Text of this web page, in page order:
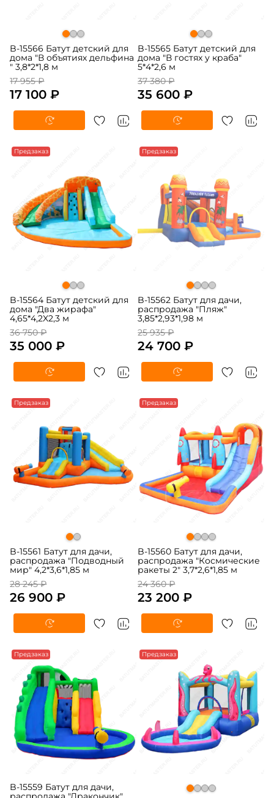
B-15566 Батут детский для
дома "В объятиях дельфина
" 3,8*2*1,8 м
17 955 ₽
17 100 ₽
B-15565 Батут детский для
дома "В гостях у краба"
5*4*2,6 м
37 380 ₽
35 600 ₽
-5% Предзаказ
B-15564 Батут детский для
дома "Два жирафа"
4,65*4,2X2,3 м
36 750 ₽
35 000 ₽
-5% Предзаказ
B-15562 Батут для дачи,
распродажа "Пляж"
3,85*2,93*1,98 м
25 935 ₽
24 700 ₽
-5% Предзаказ
B-15561 Батут для дачи,
распродажа "Подводный
мир" 4,2*3,6*1,85 м
28 245 ₽
26 900 ₽
-5% Предзаказ
B-15560 Батут для дачи,
распродажа "Космические
ракеты 2" 3,7*2,6*1,85 м
24 360 ₽
23 200 ₽
-5% Предзаказ
B-15559 Батут для дачи,
-5% Предзаказ